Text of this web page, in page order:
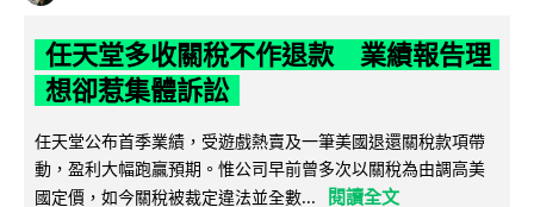
任天堂多收關稅不作退款 業績報告理
想卻惹集體訴訟
任天堂公布首季業績，受遊戲熱賣及一筆美國退還關稅款項帶
動，盈利大幅跑贏預期。惟公司早前曾多次以關稅為由調高美
國定價，如今關稅被裁定違法並全數...
閱讀全文